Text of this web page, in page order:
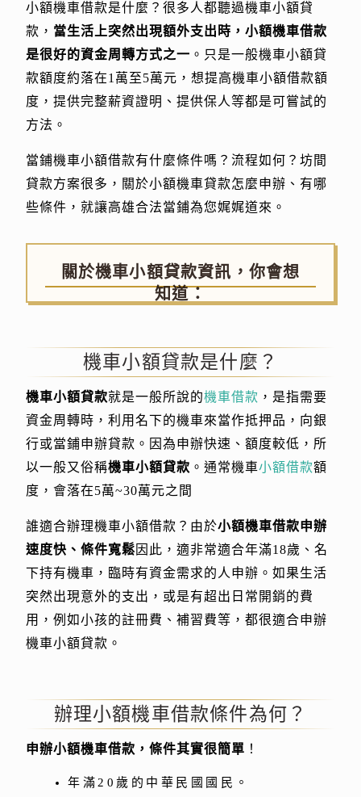
小額機車借款是什麼？很多人都聽過機車小額貸
款， 當生活上突然出現額外支出時，小額機車借款
是很好的資金周轉方式之一 。只是一般機車小額貸
款額度約落在1萬至5萬元，想提高機車小額借款額
度，提供完整薪資證明、提供保人等都是可嘗試的
方法。
當鋪機車小額借款有什麼條件嗎？流程如何？坊間
貸款方案很多，關於小額機車貸款怎麼申辦、有哪
些條件，就讓高雄合法當鋪為您娓娓道來。
關於機車小額貸款資訊，你會想
知道：
機車小額貸款是什麼？
機車小額貸款就是一般所說的機車借款 ，是指需要
資金周轉時，利用名下的機車來當作抵押品，向銀
行或當鋪申辦貸款。因為申辦快速、額度較低，所
以一般又俗稱機車小額貸款 。通常機車小額借款額
度，會落在5萬~30萬元之間
誰適合辦理機車小額借款？由於小額機車借款申辦
速度快、條件寬鬆 因此，適非常適合年滿18歲、名
下持有機車，臨時有資金需求的人申辦。如果生活
突然出現意外的支出，或是有超出日常開銷的費
用，例如小孩的註冊費、補習費等，都很適合申辦
機車小額貸款。
辦理小額機車借款條件為何？
申辦小額機車借款，條件其實很簡單 ！
年滿20歲的中華民國國民。